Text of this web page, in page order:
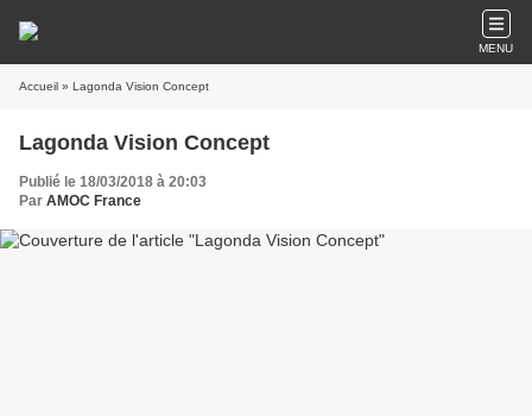
MENU
Accueil » Lagonda Vision Concept
Lagonda Vision Concept
Publié le 18/03/2018 à 20:03
Par AMOC France